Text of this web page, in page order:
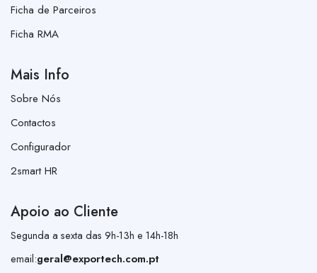
Ficha de Parceiros
Ficha RMA
Mais Info
Sobre Nós
Contactos
Configurador
2smart HR
Apoio ao Cliente
Segunda a sexta das 9h-13h e 14h-18h
email:geral@exportech.com.pt